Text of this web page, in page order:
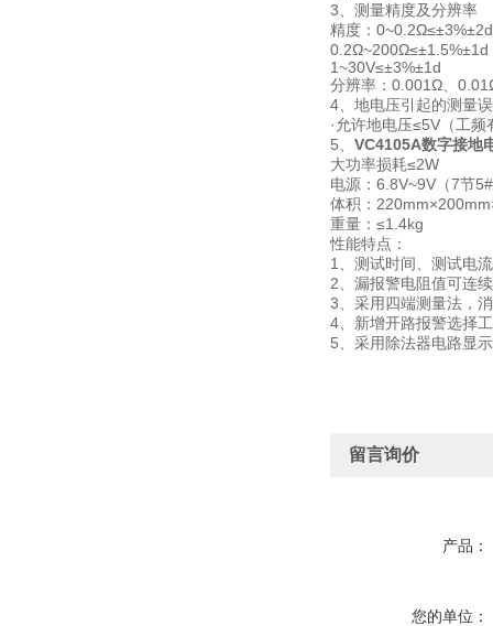
3、测量精度及分辨率
精度：0~0.2Ω≤±3%±2d
0.2Ω~200Ω≤±1.5%±1d
1~30V≤±3%±1d
分辨率：0.001Ω、
4、地电压引起的测量
·允许地电压≤5V（工
5、 VC4105A数字接地
大功率损耗≤2W
电源：6.8V~9V（7节
体积：
重量：≤1.4kg
性能特点：
1、测试时间、测试电
2、漏报警电阻值可连
3、采用四端测量法，
4、新增开路报警选择
5、采用除法器电路显
留言询价
产品：
您的单位：